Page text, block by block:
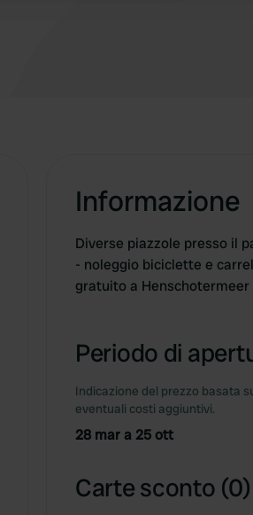
Informazione
Diverse piazzole presso il
- noleggio biciclette e
gratuito a
Periodo di
Indicazione del prezzo basata
eventuali costi aggiuntivi.
28 mar a 25 ott
Carte sconto (0)